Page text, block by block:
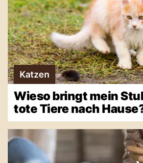
Katzen
Wieso bringt mein
tote Tiere nach